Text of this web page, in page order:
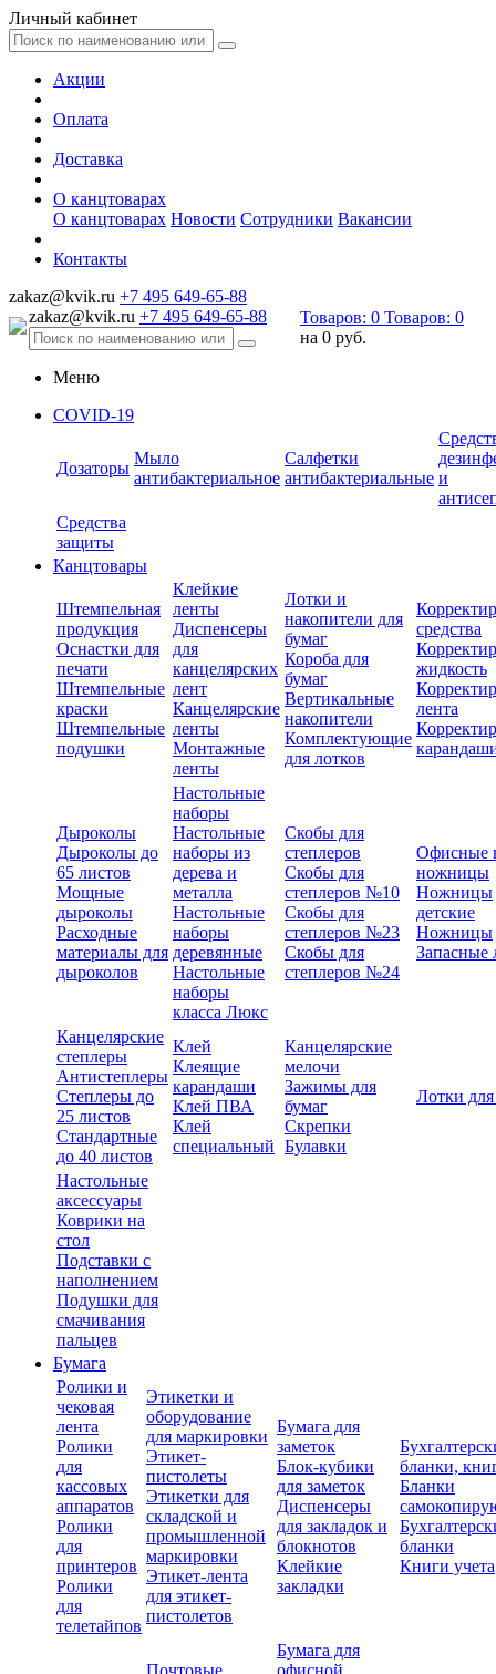
Личный кабинет
Акции
Оплата
Доставка
О канцтоварах
О канцтоварах Новости Сотрудники Вакансии
Контакты
zakaz@kvik.ru +7 495 649-65-88
zakaz@kvik.ru +7 495 649-65-88 Товаров: 0 Товаров: 0
на 0 руб.
Меню
COVID-19
Дозаторы
Мыло
антибактериальное
Салфетки
антибактериальные и
Средства
защиты
Канцтовары
Штемпельная
продукция
Оснастки для
печати
Штемпельные
краски
Штемпельные
подушки
Клейкие
ленты
Диспенсеры
для
канцелярских
лент
Канцелярские
ленты
Монтажные
ленты
Лотки и
накопители для
бумаг
Короба для
бумаг
Вертикальные
накопители
Комплектующие
для лотков
средства
жидкость
лента
Дыроколы
Дыроколы до
65 листов
Мощные
дыроколы
Расходные
материалы для
дыроколов
Настольные
наборы
Настольные
наборы из
дерева и
металла
Настольные
наборы
деревянные
Настольные
наборы
класса Люкс
Скобы для
степлеров
Скобы для
степлеров №10
Скобы для
степлеров №23
Скобы для
степлеров №24
Офисные
ножницы
Ножницы
детские
Ножницы
Запасные
Канцелярские
степлеры
Антистеплеры
Степлеры до
25 листов
Стандартные
до 40 листов
Клей
Клеящие
карандаши
Клей ПВА
Клей
специальный
Канцелярские
мелочи
Зажимы для
бумаг
Скрепки
Булавки
Лотки
Настольные
аксессуары
Коврики на
стол
Подставки с
наполнением
Подушки для
смачивания
пальцев
Бумага
Ролики и
чековая
лента
Ролики
для
кассовых
аппаратов
Ролики
для
принтеров
Ролики
для
телетайпов
Этикетки и
оборудование
для маркировки
Этикет-
пистолеты
Этикетки для
складской и
промышленной
маркировки
Этикет-лента
для этикет-
пистолетов
Бумага для
заметок
Блок-кубики
для заметок
Диспенсеры
для закладок и
блокнотов
Клейкие
закладки
бланки,
Бланки
бланки
Книги учета
Почтовые
Бумага для
офисной